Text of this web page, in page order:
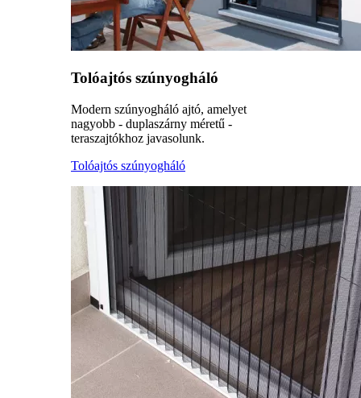
Tolóajtós szúnyogháló
Modern szúnyogháló ajtó, amelyet
nagyobb - duplaszárny méretű -
teraszajtókhoz javasolunk.
Tolóajtós szúnyogháló